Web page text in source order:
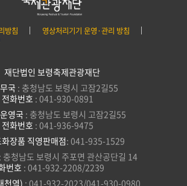
방침
영상처리기기 운영·관리 방침
재단법인 보령축제관광재단
국 : 충청남도 보령시 고잠2길55
전화번호 : 041-930-0891
영국 : 충청남도 보령시 고잠2길55
전화번호 : 041-936-9475
장품 직영판매점: 041-935-1529
: 충청남도 보령시 주포면 관산공단길 14
번호 : 041-932-2208/2239
천역) : 041-932-2023/041-930-0980